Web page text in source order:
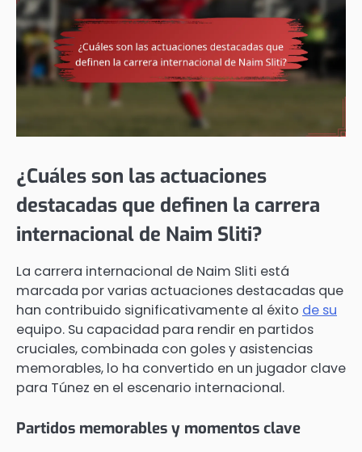
¿Cuáles son las actuaciones
destacadas que definen la carrera
internacional de Naim Sliti?
La carrera internacional de Naim Sliti está
marcada por varias actuaciones destacadas que
han contribuido significativamente al éxito de su
equipo. Su capacidad para rendir en partidos
cruciales, combinada con goles y asistencias
memorables, lo ha convertido en un jugador clave
para Túnez en el escenario internacional.
Partidos memorables y momentos clave